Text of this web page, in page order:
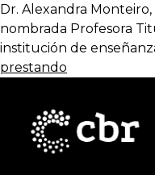
Dr. Alexandra
nombrada Profesora
institución de
prestando